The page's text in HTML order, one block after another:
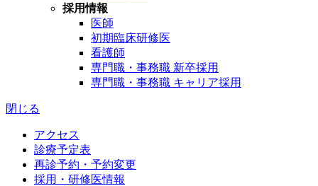
採用情報
医師
初期臨床研修医
看護師
専門職・事務職 新卒採用
専門職・事務職 キャリア採用
閉じる
アクセス
診療予定表
再診予約・予約変更
採用・研修医情報